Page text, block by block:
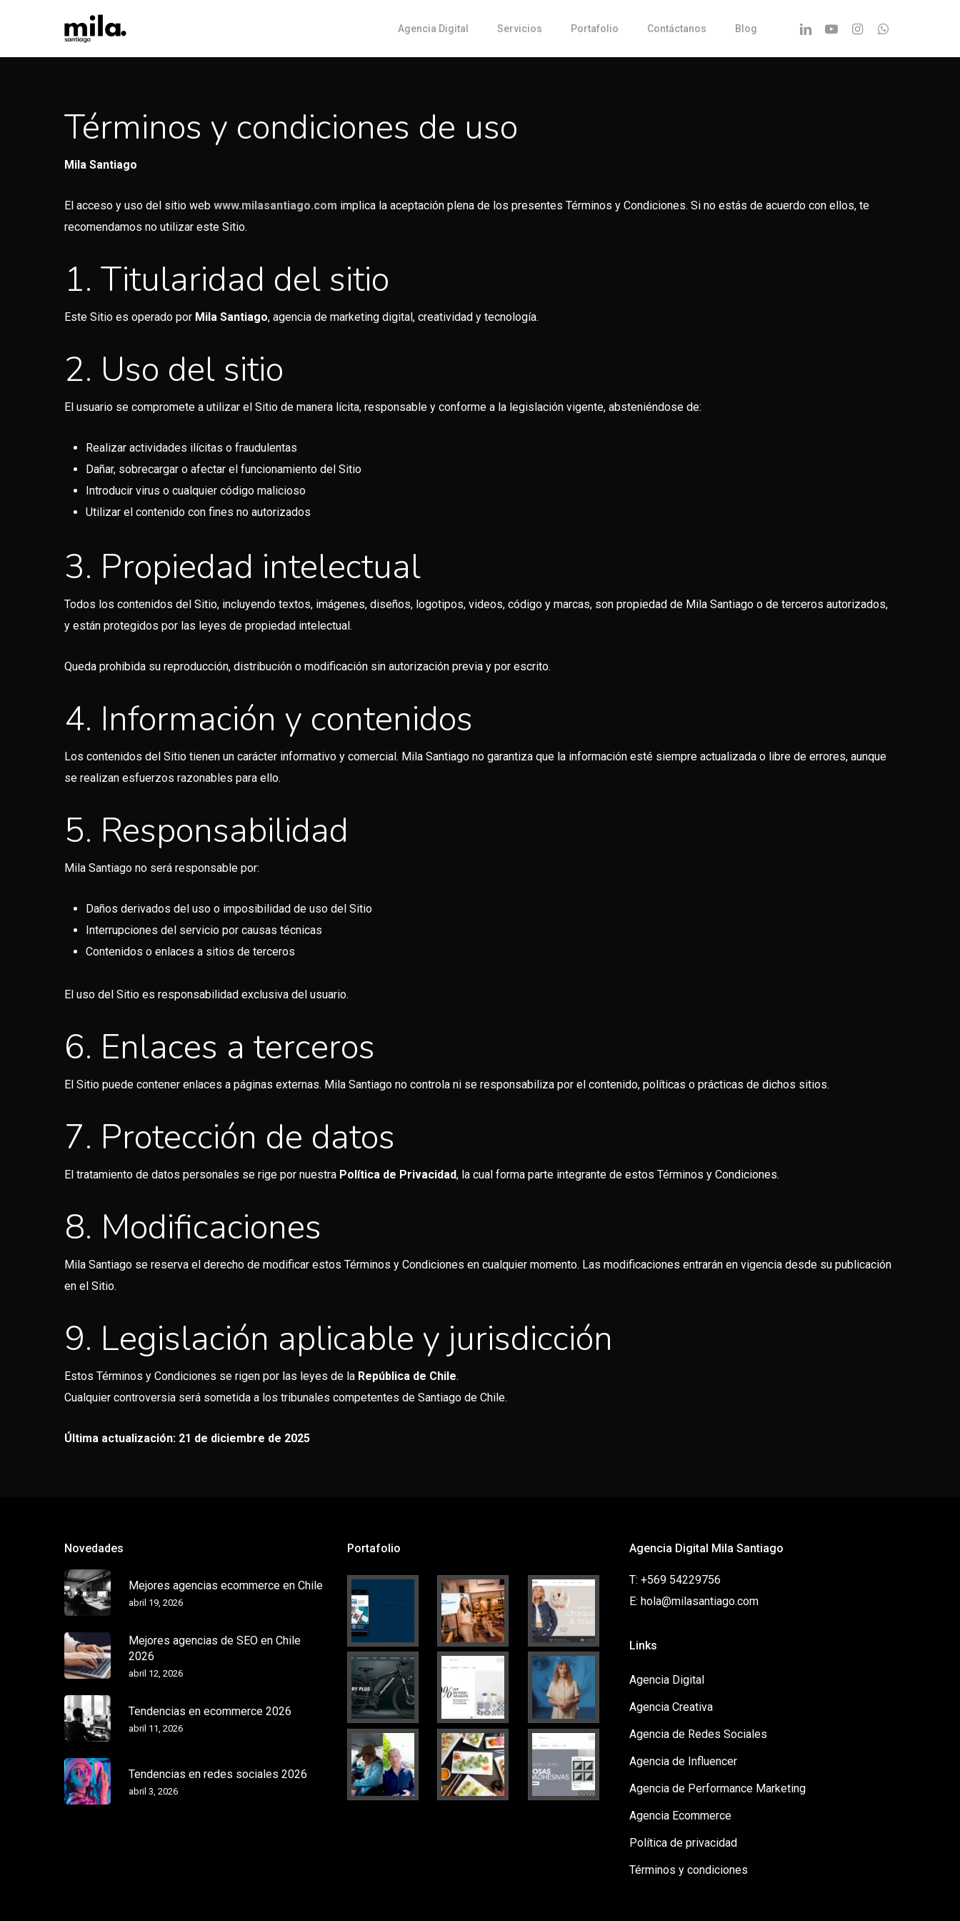
Agencia Digital Servicios Portafolio Contáctanos Blog LinkedinYoutubeInstagramWhatsapp
Términos y condiciones de uso
Mila Santiago
El acceso y uso del sitio webwww.milasantiago.com implica la aceptación plena de los presentes Términos y Condiciones. Si no estás de acuerdo con ellos, te
recomendamos no utilizar este Sitio.
1. Titularidad del sitio
Este Sitio es operado por Mila Santiago, agencia de marketing digital, creatividad y tecnología.
2. Uso del sitio
El usuario se compromete a utilizar el Sitio de manera lícita, responsable y conforme a la legislación vigente, absteniéndose de:
Realizar actividades ilícitas o fraudulentas
Dañar, sobrecargar o afectar el funcionamiento del Sitio
Introducir virus o cualquier código malicioso
Utilizar el contenido con fines no autorizados
3. Propiedad intelectual
Todos los contenidos del Sitio, incluyendo textos, imágenes, diseños, logotipos, videos, código y marcas, son propiedad de Mila Santiago o de terceros autorizados,
y están protegidos por las leyes de propiedad intelectual.
Queda prohibida su reproducción, distribución o modificación sin autorización previa y por escrito.
4. Información y contenidos
Los contenidos del Sitio tienen un carácter informativo y comercial. Mila Santiago no garantiza que la información esté siempre actualizada o libre de errores, aunque
se realizan esfuerzos razonables para ello.
5. Responsabilidad
Mila Santiago no será responsable por:
Daños derivados del uso o imposibilidad de uso del Sitio
Interrupciones del servicio por causas técnicas
Contenidos o enlaces a sitios de terceros
El uso del Sitio es responsabilidad exclusiva del usuario.
6. Enlaces a terceros
El Sitio puede contener enlaces a páginas externas. Mila Santiago no controla ni se responsabiliza por el contenido, políticas o prácticas de dichos sitios.
7. Protección de datos
El tratamiento de datos personales se rige por nuestra Política de Privacidad, la cual forma parte integrante de estos Términos y Condiciones.
8. Modificaciones
Mila Santiago se reserva el derecho de modificar estos Términos y Condiciones en cualquier momento. Las modificaciones entrarán en vigencia desde su publicación
en el Sitio.
9. Legislación aplicable y jurisdicción
Estos Términos y Condiciones se rigen por las leyes de la República de Chile.
Cualquier controversia será sometida a los tribunales competentes de Santiago de Chile.
Última actualización: 21 de diciembre de 2025
Novedades
Mejores agencias ecommerce en Chile
abril 19, 2026
Mejores agencias de SEO en Chile
2026
abril 12, 2026
Tendencias en ecommerce 2026
abril 11, 2026
Tendencias en redes sociales 2026
abril 3, 2026
Portafolio Agencia Digital Mila Santiago
T: +569 54229756
E: hola@milasantiago.com
Links
Agencia Digital
Agencia Creativa
Agencia de Redes Sociales
Agencia de Influencer
Agencia de Performance Marketing
Agencia Ecommerce
Política de privacidad
Términos y condiciones